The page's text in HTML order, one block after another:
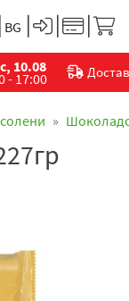
10.08
- 17:00